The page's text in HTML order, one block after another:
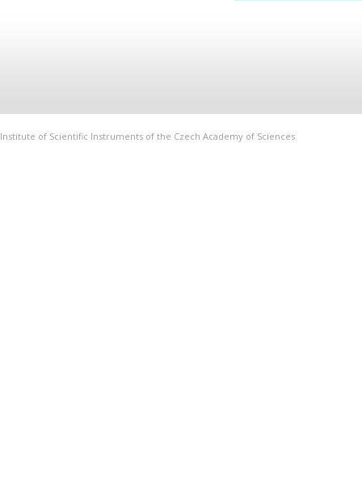
Institute of Scientific Instruments of the Czech Academy of Sciences